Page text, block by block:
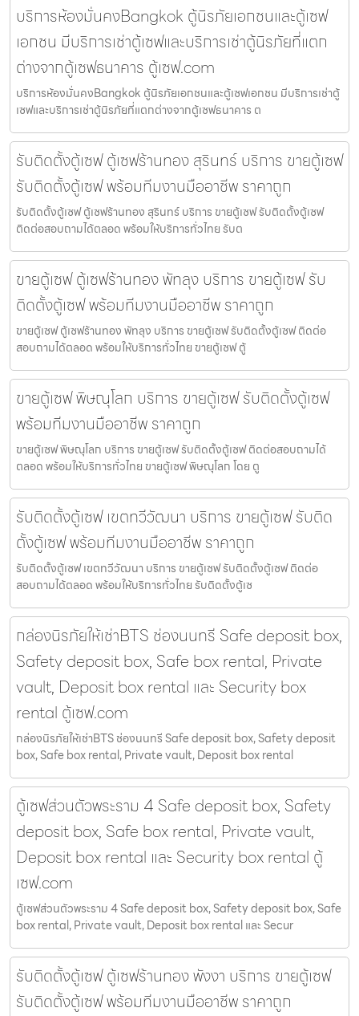
บริการห้องมั่นคงBangkok ตู้นิรภัยเอกชนและตู้เซฟ
เอกชน มีบริการเช่าตู้เซฟและบริการเช่าตู้นิรภัยที่แตก
ต่างจากตู้เซฟธนาคาร ตู้เซฟ.com
บริการห้องมั่นคงBangkok ตู้นิรภัยเอกชนและตู้เซฟเอกชน มีบริการเช่าตู้
เซฟและบริการเช่าตู้นิรภัยที่แตกต่างจากตู้เซฟธนาคาร ต
รับติดตั้งตู้เซฟ ตู้เซฟร้านทอง สุรินทร์ บริการ ขายตู้เซฟ
รับติดตั้งตู้เซฟ พร้อมทีมงานมืออาชีพ ราคาถูก
รับติดตั้งตู้เซฟ ตู้เซฟร้านทอง สุรินทร์ บริการ ขายตู้เซฟ รับติดตั้งตู้เซฟ
ติดต่อสอบถามได้ตลอด พร้อมให้บริการทั่วไทย รับต
ขายตู้เซฟ ตู้เซฟร้านทอง พัทลุง บริการ ขายตู้เซฟ รับ
ติดตั้งตู้เซฟ พร้อมทีมงานมืออาชีพ ราคาถูก
ขายตู้เซฟ ตู้เซฟร้านทอง พัทลุง บริการ ขายตู้เซฟ รับติดตั้งตู้เซฟ ติดต่อ
สอบถามได้ตลอด พร้อมให้บริการทั่วไทย ขายตู้เซฟ ตู้
ขายตู้เซฟ พิษณุโลก บริการ ขายตู้เซฟ รับติดตั้งตู้เซฟ
พร้อมทีมงานมืออาชีพ ราคาถูก
ขายตู้เซฟ พิษณุโลก บริการ ขายตู้เซฟ รับติดตั้งตู้เซฟ ติดต่อสอบถามได้
ตลอด พร้อมให้บริการทั่วไทย ขายตู้เซฟ พิษณุโลก โดย ตู
รับติดตั้งตู้เซฟ เขตทวีวัฒนา บริการ ขายตู้เซฟ รับติด
ตั้งตู้เซฟ พร้อมทีมงานมืออาชีพ ราคาถูก
รับติดตั้งตู้เซฟ เขตทวีวัฒนา บริการ ขายตู้เซฟ รับติดตั้งตู้เซฟ ติดต่อ
สอบถามได้ตลอด พร้อมให้บริการทั่วไทย รับติดตั้งตู้เซ
กล่องนิรภัยให้เช่าBTS ช่องนนทรี Safe deposit box,
Safety deposit box, Safe box rental, Private
vault, Deposit box rental และ Security box
rental ตู้เซฟ.com
กล่องนิรภัยให้เช่าBTS ช่องนนทรี Safe deposit box, Safety deposit
box, Safe box rental, Private vault, Deposit box rental
ตู้เซฟส่วนตัวพระราม 4 Safe deposit box, Safety
deposit box, Safe box rental, Private vault,
Deposit box rental และ Security box rental ตู้
เซฟ.com
ตู้เซฟส่วนตัวพระราม 4 Safe deposit box, Safety deposit box, Safe
box rental, Private vault, Deposit box rental และ Secur
รับติดตั้งตู้เซฟ ตู้เซฟร้านทอง พังงา บริการ ขายตู้เซฟ
รับติดตั้งตู้เซฟ พร้อมทีมงานมืออาชีพ ราคาถูก